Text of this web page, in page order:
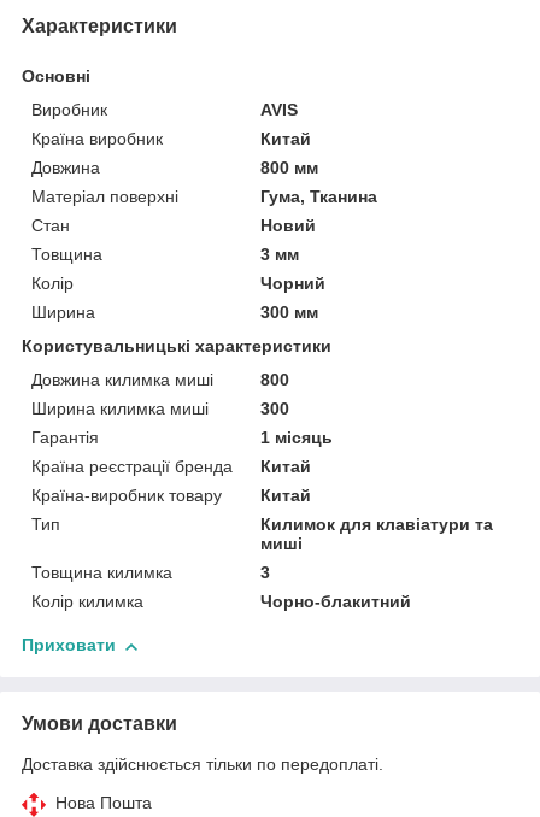
Характеристики
Основні
Виробник
AVIS
Країна виробник
Китай
Довжина
800 мм
Матеріал поверхні
Гума, Тканина
Стан
Новий
Товщина
3 мм
Колір
Чорний
Ширина
300 мм
Користувальницькі характеристики
Довжина килимка миші
800
Ширина килимка миші
300
Гарантія
1 місяць
Країна реєстрації бренда
Китай
Країна-виробник товару
Китай
Тип
Килимок для клавіатури та
миші
Товщина килимка
3
Колір килимка
Чорно-блакитний
Приховати
Умови доставки
Доставка здійснюється тільки по передоплаті.
Нова Пошта